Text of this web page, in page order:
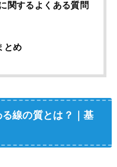
関するよくある質問
とめ
線の質とは？｜基